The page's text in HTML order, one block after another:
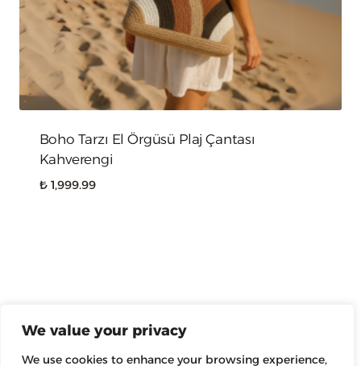
We value your privacy
We use cookies to enhance your browsing experience,
Boho Tarzı El Örgüsü Plaj Çantası
Kahverengi
₺1,999.99